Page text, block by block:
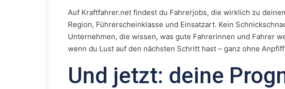
Auf Kraftfahrer.net findest du Fahrerjobs, die wirklich zu
Region, Führerscheinklasse und Einsatzart. Kein
Unternehmen, die wissen, was gute Fahrerinnen und Fahrer
wenn du Lust auf den nächsten Schritt hast – ganz ohne
Und jetzt: deine